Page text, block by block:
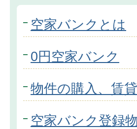
空家バンクとは
0円空家バンク
物件の購入、賃
空家バンク登録